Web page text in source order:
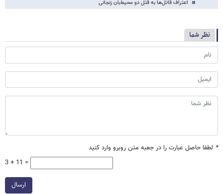
اعتراف قاتل‌ها به قتل دو محیط‌بان زنجانی
نظر شما
* لطفا حاصل عبارت را در جعبه متن روبرو وارد کنید
3 + 11 =
ارسال